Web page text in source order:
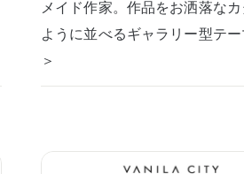
メイド作家。作品をお洒落な
ように並べるギャラリー型テー
＞